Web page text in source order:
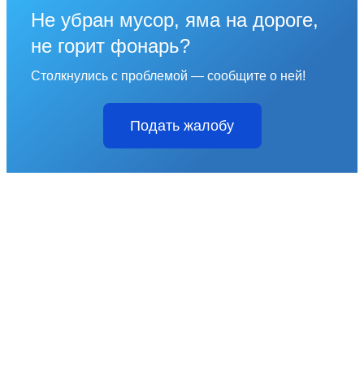
Не убран мусор, яма на дороге,
не горит фонарь?
Столкнулись с проблемой — сообщите о ней!
Подать жалобу